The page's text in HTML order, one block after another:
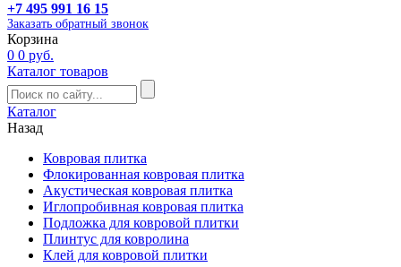
+7 495 991 16 15
Заказать обратный звонок
Корзина
0 0 руб.
Каталог товаров
Каталог
Назад
Ковровая плитка
Флокированная ковровая плитка
Акустическая ковровая плитка
Иглопробивная ковровая плитка
Подложка для ковровой плитки
Плинтус для ковролина
Клей для ковровой плитки